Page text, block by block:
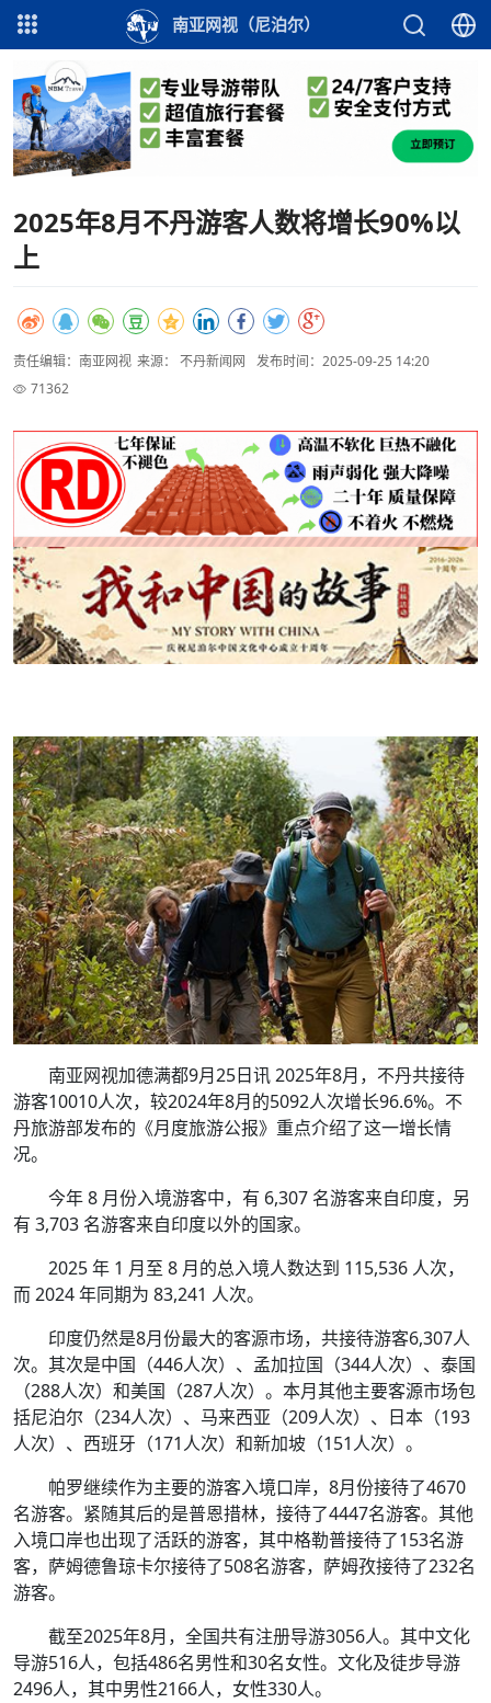
南亚网视（尼泊尔）
2025年8月不丹游客人数将增长90%以
上
责任编辑：南亚网视 来源： 不丹新闻网
发布时间：2025-09-25 14:20
71362
南亚网视加德满都9月25日讯 2025年8月，不丹共接待
游客10010人次，较2024年8月的5092人次增长96.6%。不
丹旅游部发布的《月度旅游公报》重点介绍了这一增长情
况。
今年 8 月份入境游客中，有 6,307 名游客来自印度，另
有 3,703 名游客来自印度以外的国家。
2025 年 1 月至 8 月的总入境人数达到 115,536 人次，
而 2024 年同期为 83,241 人次。
印度仍然是8月份最大的客源市场，共接待游客6,307人
次。其次是中国（446人次）、孟加拉国（344人次）、泰国
（288人次）和美国（287人次）。本月其他主要客源市场包
括尼泊尔（234人次）、马来西亚（209人次）、日本（193
人次）、西班牙（171人次）和新加坡（151人次）。
帕罗继续作为主要的游客入境口岸，8月份接待了4670
名游客。紧随其后的是普恩措林，接待了4447名游客。其他
入境口岸也出现了活跃的游客，其中格勒普接待了153名游
客，萨姆德鲁琼卡尔接待了508名游客，萨姆孜接待了232名
游客。
截至2025年8月，全国共有注册导游3056人。其中文化
导游516人，包括486名男性和30名女性。文化及徒步导游
2496人，其中男性2166人，女性330人。